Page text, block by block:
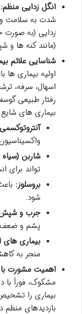
انگل زدایی منظم:
شدت به سلامت و
زدایی (به صورت
(مانند کنه ها و
شناسایی علائم
اولیه بیماری ها
اسهال، سرفه،
رفتار طبیعی
بیماری های شایع
شاربن
تواند برای
بروسلوز:
شود.
جرب و
پشم و ضعف
بیماری های
منجر به
اهمیت مشورت
مشکوک، فوراً با
بیماری را
بازدیدهای